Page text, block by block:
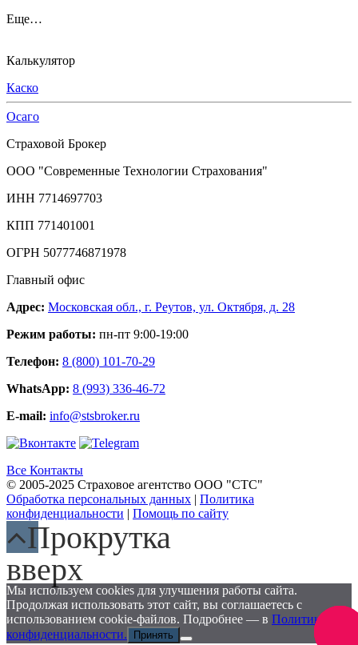
Еще…
Калькулятор
Каско
Осаго
Страховой Брокер
ООО "Современные Технологии Страхования"
ИНН 7714697703
КПП 771401001
ОГРН 5077746871978
Главный офис
Адрес: Московская обл., г. Реутов, ул. Октября, д. 28
Режим работы: пн-пт 9:00-19:00
Телефон: 8 (800) 101-70-29
WhatsApp: 8 (993) 336-46-72
E-mail: info@stsbroker.ru
Все Контакты
© 2005-2025 Страховое агентство ООО "СТС"
Обработка персональных данных
Политика
конфиденциальности
Помощь по сайту
Прокрутка
вверх
Мы используем cookies для улучшения работы сайта.
Продолжая использовать этот сайт, вы соглашаетесь с
использованием cookie-файлов. Подробнее — в Политике
конфиденциальности.
Принять